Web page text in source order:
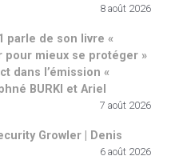
8 août 2026
parle de son livre «
pour mieux se protéger »
dans l’émission «
BURKI et Ariel
7 août 2026
Growler | Denis
6 août 2026